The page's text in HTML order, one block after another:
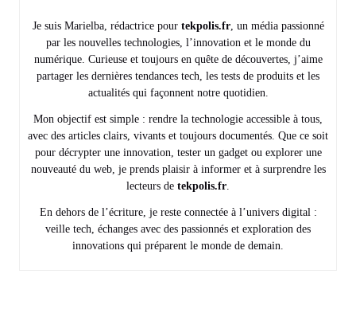
Je suis Marielba, rédactrice pour tekpolis.fr, un média passionné
par les nouvelles technologies, l’innovation et le monde du
numérique. Curieuse et toujours en quête de découvertes, j’aime
partager les dernières tendances tech, les tests de produits et les
actualités qui façonnent notre quotidien.
Mon objectif est simple : rendre la technologie accessible à tous,
avec des articles clairs, vivants et toujours documentés. Que ce soit
pour décrypter une innovation, tester un gadget ou explorer une
nouveauté du web, je prends plaisir à informer et à surprendre les
lecteurs de tekpolis.fr
En dehors de l’écriture, je reste connectée à l’univers digital :
veille tech, échanges avec des passionnés et exploration des
innovations qui préparent le monde de demain.